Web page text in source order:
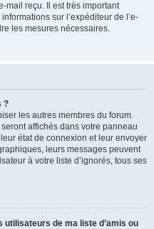
mail reçu. Il est très important
sur l’expéditeur de l’e-
les mesures nécessaires.
?
les autres membres du forum.
affichés dans votre panneau
état de connexion et leur envoyer
leurs messages peuvent
à votre liste d’ignorés, tous ses
de ma liste d’amis ou